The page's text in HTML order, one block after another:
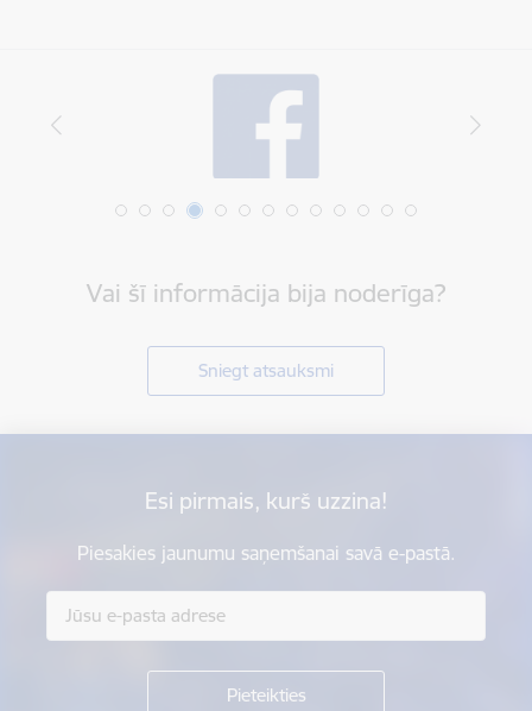
Vai šī informācija bija noderīga?
Sniegt atsauksmi
Esi pirmais, kurš uzzina!
Piesakies jaunumu saņemšanai savā e-pastā.